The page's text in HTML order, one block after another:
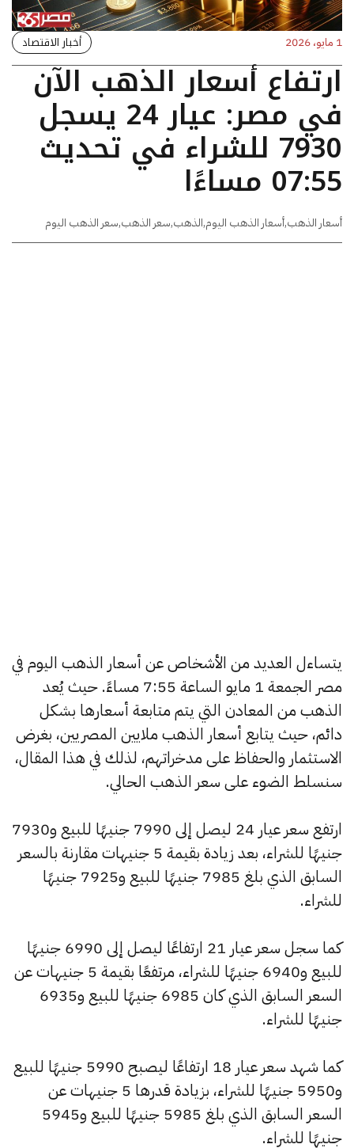
1 مايو، 2026 أخبار الاقتصاد
ارتفاع أسعار الذهب الآن
في مصر: عيار 24 يسجل
7930 للشراء في تحديث
07:55 مساءًا
أسعار الذهب,أسعار الذهب اليوم,الذهب,سعر الذهب,سعر الذهب اليوم
يتساءل العديد من الأشخاص عن أسعار الذهب اليوم في
مصر الجمعة 1 مايو الساعة 7:55 مساءً. حيث يُعد
الذهب من المعادن التي يتم متابعة أسعارها بشكل
دائم، حيث يتابع أسعار الذهب ملايين المصريين، بغرض
الاستثمار والحفاظ على مدخراتهم، لذلك في هذا المقال،
سنسلط الضوء على سعر الذهب الحالي.
ارتفع سعر عيار 24 ليصل إلى 7990 جنيهًا للبيع و7930
جنيهًا للشراء، بعد زيادة بقيمة 5 جنيهات مقارنة بالسعر
السابق الذي بلغ 7985 جنيهًا للبيع و7925 جنيهًا
للشراء.
كما سجل سعر عيار 21 ارتفاعًا ليصل إلى 6990 جنيهًا
للبيع و6940 جنيهًا للشراء، مرتفعًا بقيمة 5 جنيهات عن
السعر السابق الذي كان 6985 جنيهًا للبيع و6935
جنيهًا للشراء.
كما شهد سعر عيار 18 ارتفاعًا ليصبح 5990 جنيهًا للبيع
و5950 جنيهًا للشراء، بزيادة قدرها 5 جنيهات عن
السعر السابق الذي بلغ 5985 جنيهًا للبيع و5945
جنيهًا للشراء.